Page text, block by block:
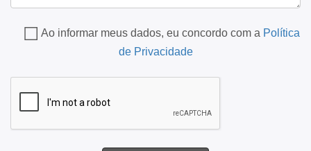
Ao informar meus dados, eu concordo com a Política
de Privacidade